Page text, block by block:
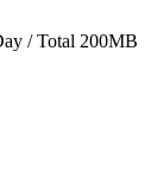
/ Total 200MB